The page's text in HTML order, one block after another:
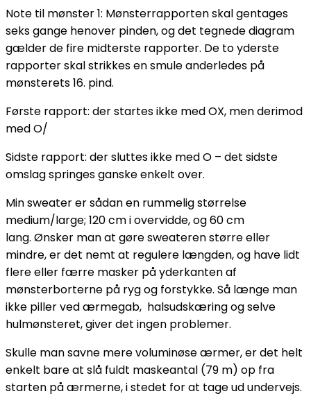
Note til mønster 1: Mønsterrapporten skal gentages
seks gange henover pinden, og det tegnede diagram
gælder de fire midterste rapporter. De to yderste
rapporter skal strikkes en smule anderledes på
mønsterets 16. pind.
Første rapport: der startes ikke med OX, men derimod
med O/
Sidste rapport: der sluttes ikke med O – det sidste
omslag springes ganske enkelt over.
Min sweater er sådan en rummelig størrelse
medium/large; 120 cm i overvidde, og 60 cm
lang. Ønsker man at gøre sweateren større eller
mindre, er det nemt at regulere længden, og have lidt
flere eller færre masker på yderkanten af
mønsterborterne på ryg og forstykke. Så længe man
ikke piller ved ærmegab, halsudskæring og selve
hulmønsteret, giver det ingen problemer.
Skulle man savne mere voluminøse ærmer, er det helt
enkelt bare at slå fuldt maskeantal (79 m) op fra
starten på ærmerne, i stedet for at tage ud undervejs.